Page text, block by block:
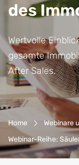
des
Wertvolle
gesamte
After Sales.
Breadcrumb-
Home Webinare
Webinar-Reihe: